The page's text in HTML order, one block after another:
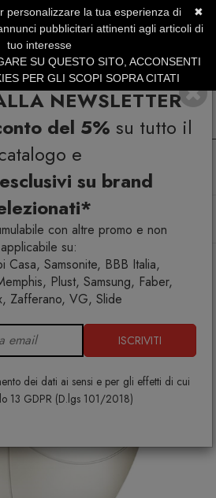
NEWSLETTER
del 5% su tutto il
e
su brand
con altre promo e non
applicabile su:
Casa, Samsonite, BBB Italia,
Plust, Samsung, Faber,
Zafferano, VG, Slide
ISCRIVITI
dei dati ai sensi e per gli effetti di cui
13 GDPR (D.lgs 101/2018)
CLIENTI +39.0773.470.562
| Fino al 31 Agosto
Poltrone
Armchair luminosa
✖
personalizzare la tua esperienza di
pubblicitari attinenti agli articoli di
tuo interesse
SU QUESTO SITO, ACCONSENTI
PER GLI SCOPI SOPRA CITATI